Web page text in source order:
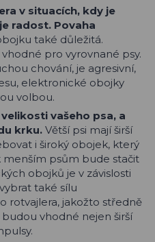
v situacích, kdy je
radost. Povaha
také důležitá.
pro vyrovnané psy.
chování, je agresivní,
elektronické obojky
volbou.
vašeho psa, a
krku. Větší psi mají širší
i široký obojek, který
psům bude stačit
obojků je v závislosti
také sílu
rotvajlera, jakožto středně
vhodné nejen širší